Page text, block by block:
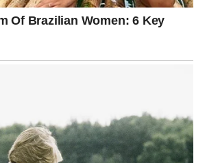
REČ KOJA MENJA
u centru komunikacije. Telefon zvoni,
se nižu – ali jedan razgovor ima
je da čujete vest koja menja